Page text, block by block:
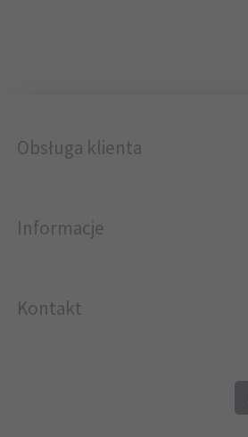
Obsługa klienta
Informacje
Kontakt